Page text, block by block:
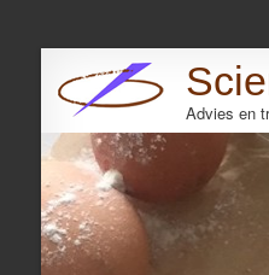
Advies en
Search